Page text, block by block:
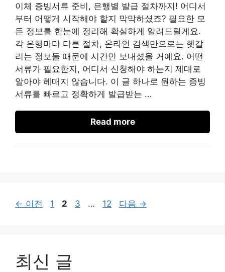
이체 증빙서류 준비, 은행별 발급 절차까지! 어디서
부터 어떻게 시작해야 할지 막막하셨죠? 필요한 모
든 정보를 한눈에 정리해 확실하게 알려드릴게요.
각 은행마다 다른 절차, 온라인 검색만으로는 헷갈
리는 정보들 때문에 시간만 보내셨을 거예요. 어떤
서류가 필요한지, 어디서 신청해야 하는지 제대로
알아야 헤매지 않습니다. 이 글 하나로 원하는 증빙
서류를 빠르고 정확하게 발급받는 …
Read more
← 이전
페
1
페
2
페
3 …
페
12 다음 →
최신 글